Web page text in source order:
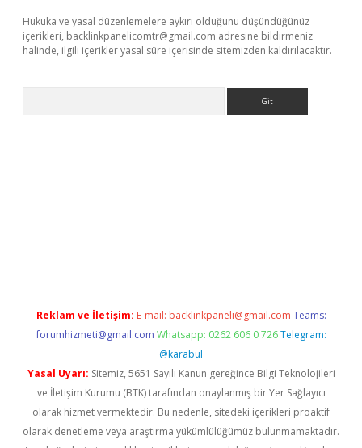
Hukuka ve yasal düzenlemelere aykırı olduğunu düşündüğünüz
içerikleri, backlinkpanelicomtr@gmail.com adresine bildirmeniz
halinde, ilgili içerikler yasal süre içerisinde sitemizden kaldırılacaktır.
Reklam ve İletişim: E-mail: backlinkpaneli@gmail.com Teams:
forumhizmeti@gmail.com Whatsapp: 0262 606 0 726 Telegram:
@karabul
Yasal Uyarı: Sitemiz, 5651 Sayılı Kanun gereğince Bilgi Teknolojileri
ve İletişim Kurumu (BTK) tarafından onaylanmış bir Yer Sağlayıcı
olarak hizmet vermektedir. Bu nedenle, sitedeki içerikleri proaktif
olarak denetleme veya araştırma yükümlülüğümüz bulunmamaktadır.